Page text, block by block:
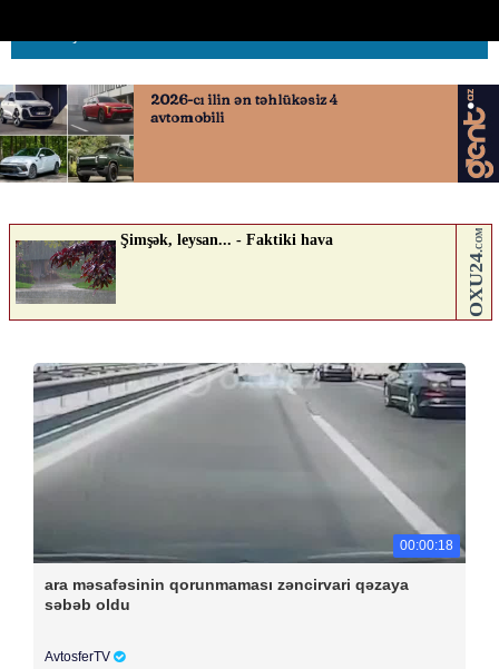
00:00:18
ara məsafəsinin qorunmaması zəncirvari qəzaya
səbəb oldu
AvtosferTV